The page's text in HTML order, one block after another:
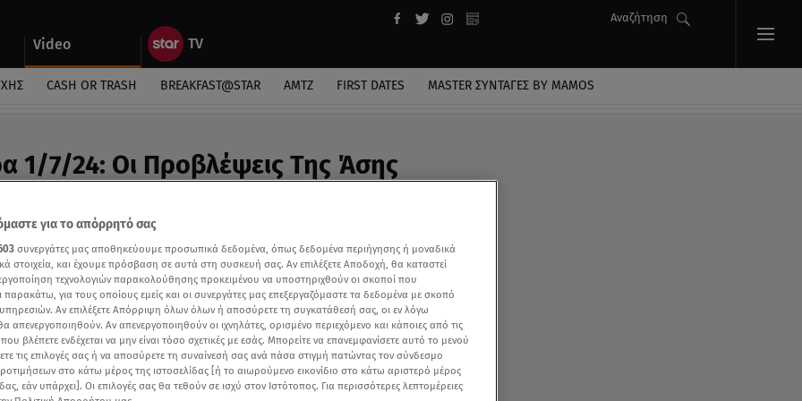
Video
Αναζήτηση
CASH OR TRASH BREAKFAST@STAR ΑΜΤΖ FIRST DATES MASTER ΣΥΝΤΑΓΈΣ BY MAMOS
1/7/24: Οι Προβλέψεις Της Άσης
της Άσης Μπήλιου στο Breakfast@Star
για το απόρρητό σας
συνεργάτες μας αποθηκεύουμε προσωπικά δεδομένα, όπως δεδομένα περιήγησης ή μοναδικά
στοιχεία, και έχουμε πρόσβαση σε αυτά στη συσκευή σας. Αν επιλέξετε Αποδοχή, θα καταστεί
τεχνολογιών παρακολούθησης προκειμένου να υποστηριχθούν οι σκοποί που
παρακάτω, για τους οποίους εμείς και οι συνεργάτες μας επεξεργαζόμαστε τα δεδομένα με σκοπό
Αν επιλέξετε Απόρριψη όλων όλων ή αποσύρετε τη συγκατάθεσή σας, οι εν λόγω
απενεργοποιηθούν. Αν απενεργοποιηθούν οι ιχνηλάτες, ορισμένο περιεχόμενο και κάποιες από τις
βλέπετε ενδέχεται να μην είναι τόσο σχετικές με εσάς. Μπορείτε να επανεμφανίσετε αυτό το μενού
τις επιλογές σας ή να αποσύρετε τη συναίνεσή σας ανά πάσα στιγμή πατώντας τον σύνδεσμο
στο κάτω μέρος της ιστοσελίδας [ή το αιωρούμενο εικονίδιο στο κάτω αριστερό μέρος
εάν υπάρχει]. Οι επιλογές σας θα τεθούν σε ισχύ στον Ιστότοπος. Για περισσότερες λεπτομέρειες